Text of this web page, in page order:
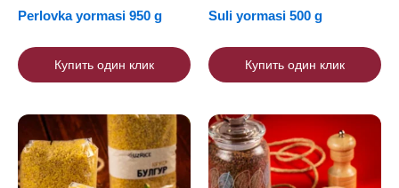
Perlovka yormasi 950 g
Купить один клик
Suli yormasi 500 g
Купить один клик